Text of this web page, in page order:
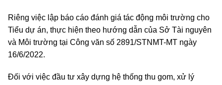
Riêng việc lập báo cáo đánh giá tác động môi trường cho
Tiểu dự án, thực hiện theo hướng dẫn của Sở Tài nguyên
và Môi trường tại Công văn số 2891/STNMT-MT ngày
16/6/2022.
Đối với việc đầu tư xây dựng hệ thống thu gom, xử lý